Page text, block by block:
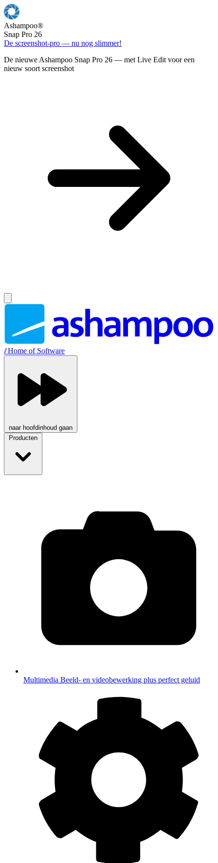
Ashampoo®
Snap Pro 26
De screenshot-pro — nu nog slimmer!
De nieuwe Ashampoo Snap Pro 26 — met Live Edit voor een
nieuw soort screenshot
//Home of Software
naar hoofdinhoud gaan
Producten
Multimedia Beeld- en videobewerking plus perfect geluid